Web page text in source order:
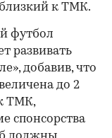
близкий к ТМК.
футбол
развивать
добавив, что
до 2
ТМК,
спонсорства